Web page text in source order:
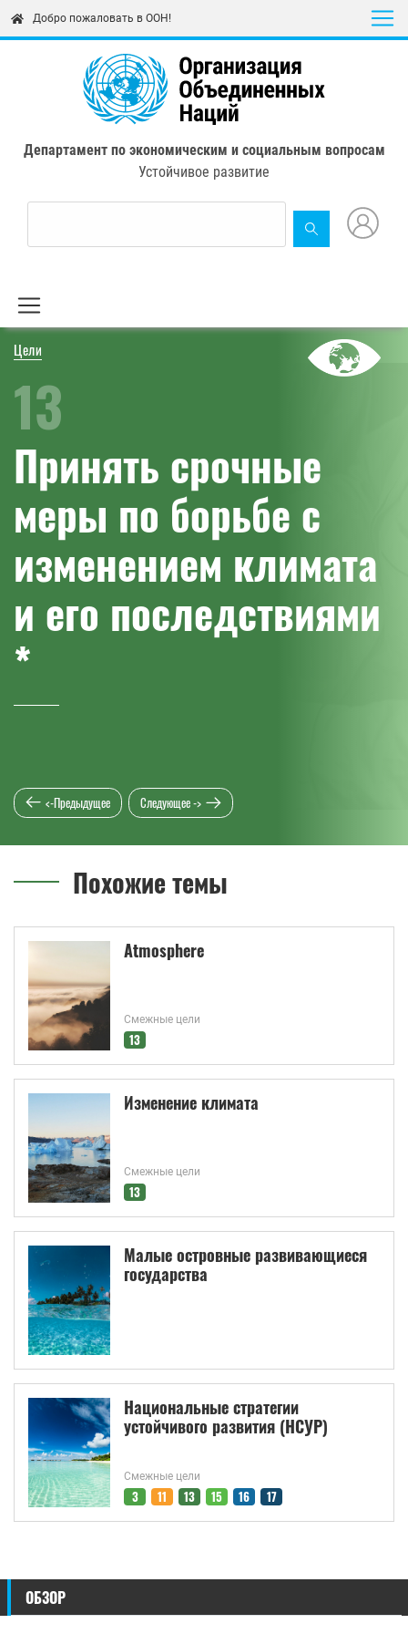
content
Добро пожаловать в ООН!
Департамент по экономическим и социальным вопросам
Устойчивое развитие
Цели
13
Принять срочные
меры по борьбе с
изменением климата
и его последствиями
*
<-Предыдущее Следующее ->
Похожие темы
Atmosphere
Смежные цели
13
Изменение климата
Смежные цели
13
Малые островные развивающиеся
государства
Национальные стратегии
устойчивого развития (НСУР)
Смежные цели
3 11 13 15 16 17
ОБЗОР